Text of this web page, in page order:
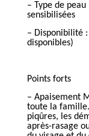
– Type de
sensibilisées
– Disponibilité
disponibles)
Points forts
– Apaisement
toute la
piqûres, les
après-rasage